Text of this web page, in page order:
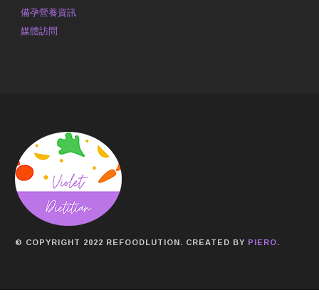
備孕營養資訊
媒體訪問
© COPYRIGHT 2022 REFOODLUTION. CREATED BY PIERO